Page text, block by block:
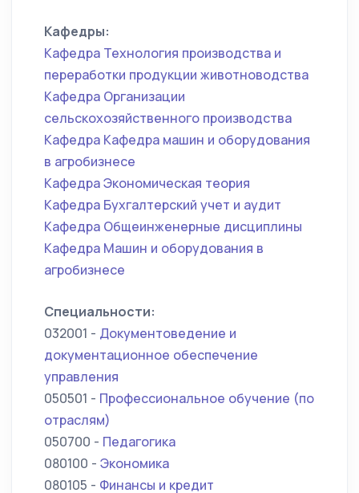
Кафедры:
Кафедра Технология производства и
переработки продукции животноводства
Кафедра Организации
сельскохозяйственного производства
Кафедра Кафедра машин и оборудования
в агробизнесе
Кафедра Экономическая теория
Кафедра Бухгалтерский учет и аудит
Кафедра Общеинженерные дисциплины
Кафедра Машин и оборудования в
агробизнесе
Специальности:
032001 - Документоведение и
документационное обеспечение
управления
050501 - Профессиональное обучение (по
отраслям)
050700 - Педагогика
080100 - Экономика
080105 - Финансы и кредит